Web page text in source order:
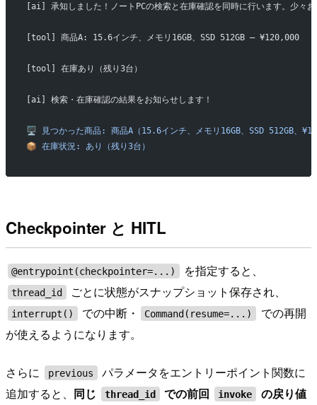
[ai] 承知しました！ノートPCの検索と在庫確認を同時に行います。少々
[tool] 商品A: 15.6インチ、メモリ16GB、SSD 512GB — ¥120,000
[tool] 在庫あり（残り3台）
[ai] 検索・在庫確認の結果をお知らせします！
🖥️ 見つかった商品: 商品A（15.6インチ、メモリ16GB、SSD 512GB、
📦 在庫状況: あり（残り3台）
Checkpointer と HITL
@entrypoint(checkpointer=...) を指定すると、
thread_id ごとに状態がスナップショット保存され、
interrupt() での中断・ Command(resume=...)
での再開
が使えるようになります。
さらに previous
パラメータをエントリーポイント関数に
追加すると、 同じ thread_id での前回 invoke
の戻り値